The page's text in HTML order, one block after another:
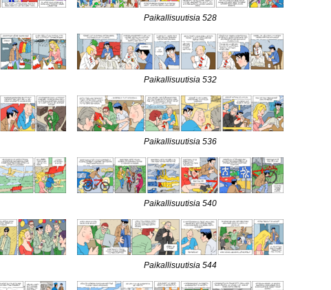
Paikallisuutisia 528
Paikallisuutisia 532
Paikallisuutisia 536
Paikallisuutisia 540
Paikallisuutisia 544